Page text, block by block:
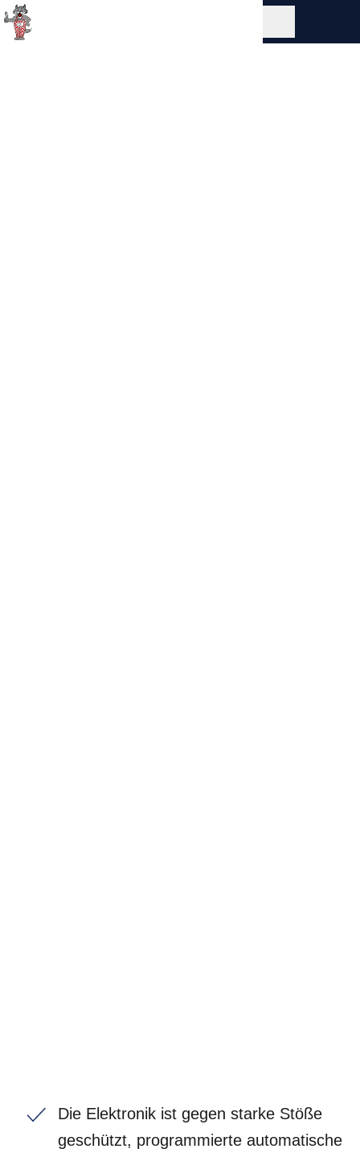
Die Elektronik ist gegen starke Stöße
geschützt, programmierte automatische